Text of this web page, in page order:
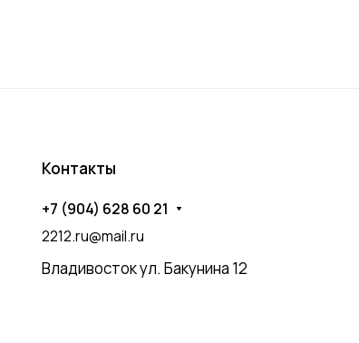
Контакты
+7 (904) 628 60 21
2212.ru@mail.ru
Владивосток ул. Бакунина 12